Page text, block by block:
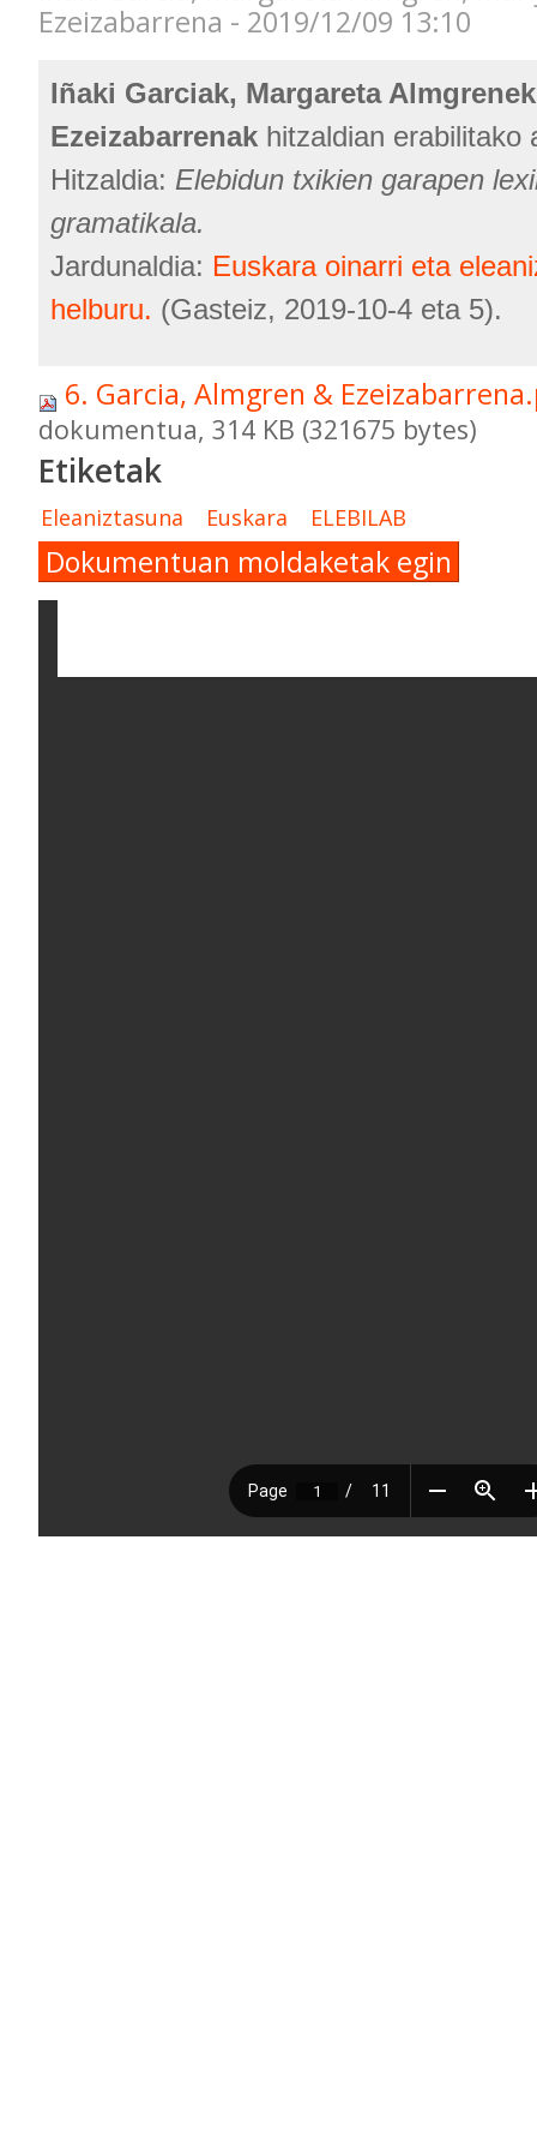
Ezeizabarrena - 2019/12/09 13:10
Iñaki Garciak, Margareta
Ezeizabarrenak hitzaldian erabilitako
Hitzaldia: Elebidun txikien garapen
gramatikala.
Jardunaldia: Euskara oinarri eta
helburu. (Gasteiz, 2019-10-4 eta 5).
6. Garcia, Almgren &
dokumentua, 314 KB (321675 bytes)
Etiketak
Eleaniztasuna Euskara ELEBILAB
Dokumentuan moldaketak egin